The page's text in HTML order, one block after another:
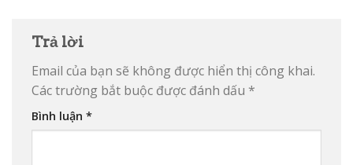
Trả lời
Email của bạn sẽ không được hiển thị công khai.
Các trường bắt buộc được đánh dấu *
Bình luận *